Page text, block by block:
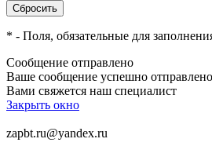
* - Поля, обязательные для
Сообщение отправлено
Ваше сообщение успешно
Вами свяжется наш специалист
Закрыть окно
zapbt.ru@yandex.ru